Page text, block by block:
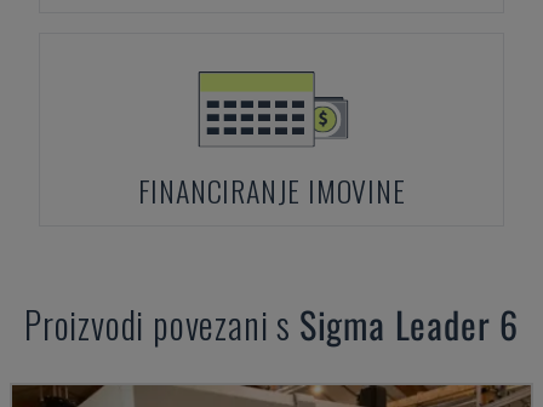
FINANCIRANJE IMOVINE
Proizvodi povezani s Sigma Leader 6